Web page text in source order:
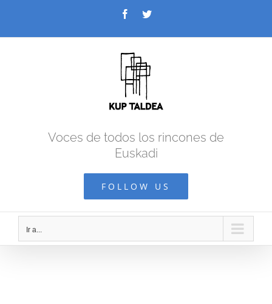
FacebookTwitter
Voces de todos los rincones de
Euskadi
FOLLOW US
Ir a...